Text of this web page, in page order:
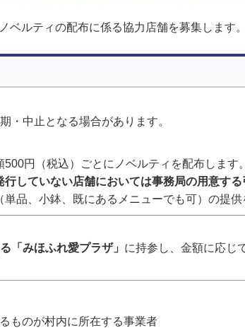
ルティの配布に係る協力店舗を募集します。
・中止となる場合があります。
円（税込）ごとにノベルティを配布します。
していない店舗においては事務局の用意する
品、小鉢、既にあるメニューでも可）の提供
「みほふれ愛プラザ」 に持参し、金額に応じ
ものが村内に所在する事業者